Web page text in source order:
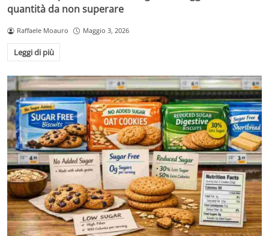
quantità da non superare
Raffaele Moauro Maggio 3, 2026
Leggi di più